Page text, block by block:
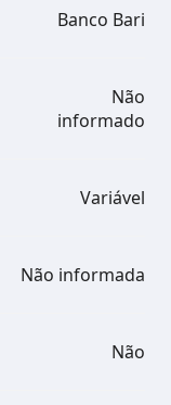
Banco Bari
Não
informado
Variável
Não informada
Não